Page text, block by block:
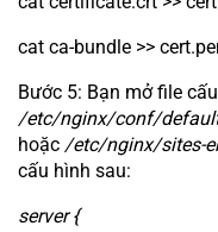
cat ca-bundle >>
Bước 5: Bạn mở file
/etc/nginx/conf/
hoặc /etc/nginx/sites-
cấu hình sau:
server {